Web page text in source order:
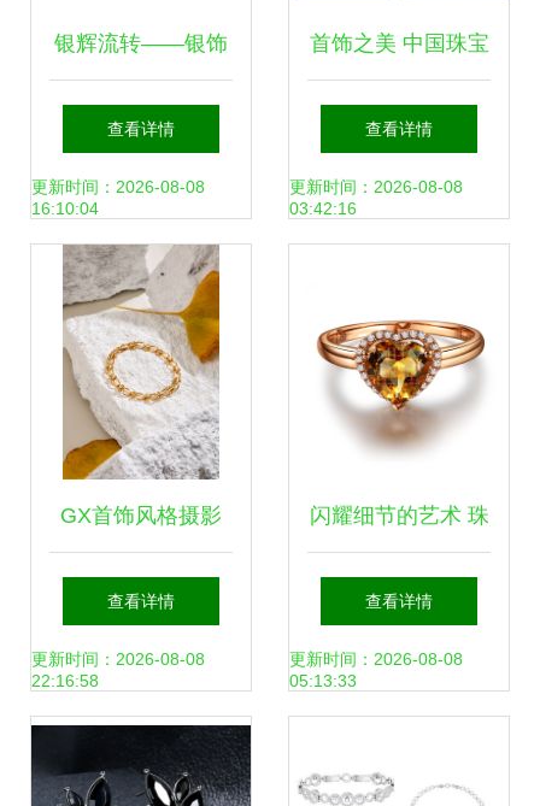
银辉流转——银饰
品耳钉耳环电商静
物拍摄指南
查看详情
更新时间：2026-08-08
16:10:04
首饰之美 中国珠宝
玉石首饰行业的璀
璨华章
查看详情
更新时间：2026-08-08
03:42:16
GX首饰风格摄影
融光翠意的美学空
间
查看详情
更新时间：2026-08-08
22:16:58
闪耀细节的艺术 珠
宝产品摄影与修图
全攻略
查看详情
更新时间：2026-08-08
05:13:33